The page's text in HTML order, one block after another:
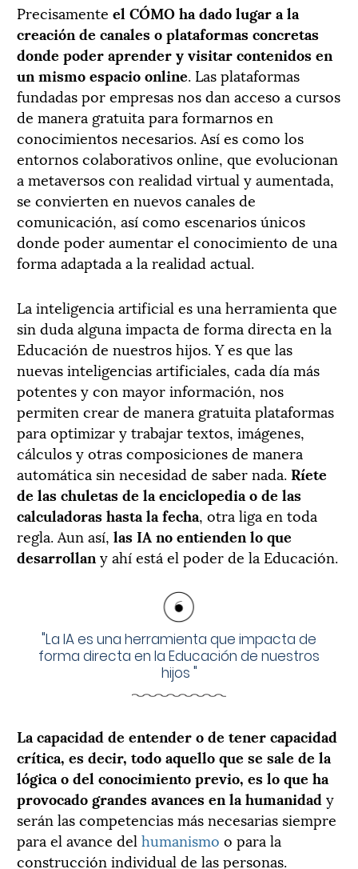
Precisamente el CÓMO ha dado lugar a la
creación de canales o plataformas concretas
donde poder aprender y visitar contenidos en
un mismo espacio online. Las plataformas
fundadas por empresas nos dan acceso a cursos
de manera gratuita para formarnos en
conocimientos necesarios. Así es como los
entornos colaborativos online, que evolucionan
a metaversos con realidad virtual y aumentada,
se convierten en nuevos canales de
comunicación, así como escenarios únicos
donde poder aumentar el conocimiento de una
forma adaptada a la realidad actual.
La inteligencia artificial es una herramienta que
sin duda alguna impacta de forma directa en la
Educación de nuestros hijos. Y es que las
nuevas inteligencias artificiales, cada día más
potentes y con mayor información, nos
permiten crear de manera gratuita plataformas
para optimizar y trabajar textos, imágenes,
cálculos y otras composiciones de manera
automática sin necesidad de saber nada.Ríete
de las chuletas de la enciclopedia o de las
calculadoras hasta la fecha, otra liga en toda
regla. Aun así, las IA no entienden lo que
desarrollan y ahí está el poder de la Educación.
"La IA es una herramienta que impacta de
forma directa en la Educación de nuestros
hijos "
La capacidad de entender o de tener capacidad
crítica, es decir, todo aquello que se sale de la
lógica o del conocimiento previo, es lo que ha
provocado grandes avances en la humanidad y
serán las competencias más necesarias siempre
para el avance del humanismo o para la
construcción individual de las personas.